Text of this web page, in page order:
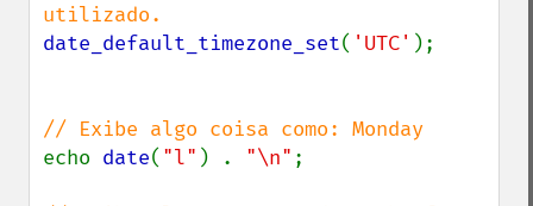
date_default_timezone_set( 'UTC' );
echo date( "l" ) . "\n" ;